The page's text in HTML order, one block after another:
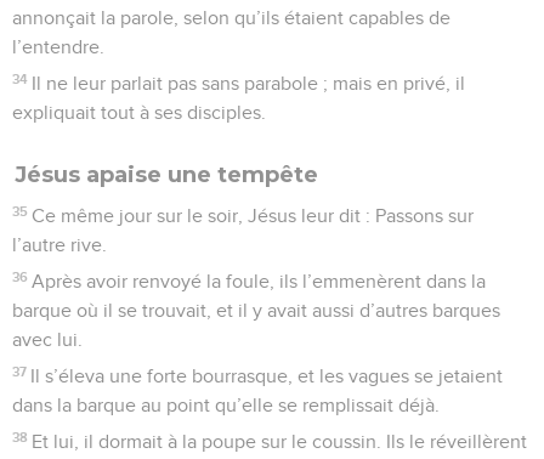
annonçait la parole, selon qu’ils étaient capables de
l’entendre.
34 Il ne leur parlait pas sans parabole ; mais en privé, il
expliquait tout à ses disciples.
Jésus apaise une tempête
35 Ce même jour sur le soir, Jésus leur dit : Passons sur
l’autre rive.
36 Après avoir renvoyé la foule, ils l’emmenèrent dans la
barque où il se trouvait, et il y avait aussi d’autres barques
avec lui.
37 Il s’éleva une forte bourrasque, et les vagues se jetaient
dans la barque au point qu’elle se remplissait déjà.
38 Et lui, il dormait à la poupe sur le coussin. Ils le réveillèrent